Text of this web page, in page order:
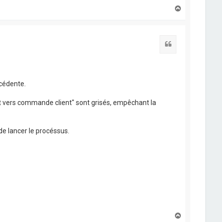
commande client" sont grisés, empêchant la
lancer le procéssus.